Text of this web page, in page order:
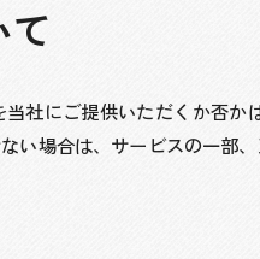
て
社にご提供いただくか否
い場合は、サービスの一部